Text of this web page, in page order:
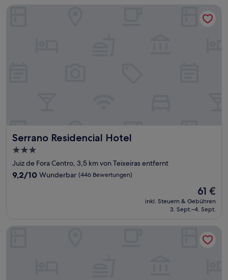
Serrano Residencial Hotel
Serrano Residencial Hotel
3.0-
Sterne-
Unterkunft
Juiz de Fora Centro, 3,5 km von Teixeiras entfernt
9.2
9,2/10 Wunderbar (446 Bewertungen)
Der
Preis
beträgt
61 €
inkl. Steuern & Gebühren
3. Sept.–4. Sept.
Serrano Residencial Hotel